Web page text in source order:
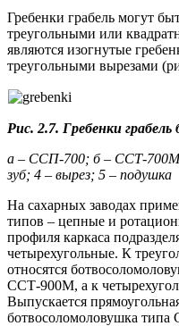
Гребенки грабель могут
треугольными или
являются изогнутые
треугольными вырезами
Рис. 2.7. Гребенки грабель
а – ССП-700; б – ССТ-
зуб; 4 – вырез; 5 – подушка
На сахарных заводах
типов – цепные и
профиля каркаса
четырехугольные. К
относятся
ССТ-900М, а к
Выпускается
ботвосоломоловушка типа